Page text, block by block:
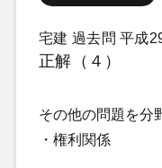
宅建 過去問 平成
正解（４）
その他の問題を分
・権利関係